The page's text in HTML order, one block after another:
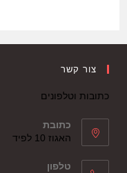
צור קשר
כתובות וטלפונים
כתובת
האגוז 10 לפיד
טלפון